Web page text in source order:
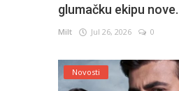
glumačku ekipu
Milt Jul 26, 2026 0
Novosti